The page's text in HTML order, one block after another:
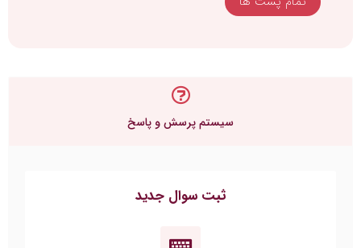
سیستم پرسش و پاسخ
ثبت سوال جدید